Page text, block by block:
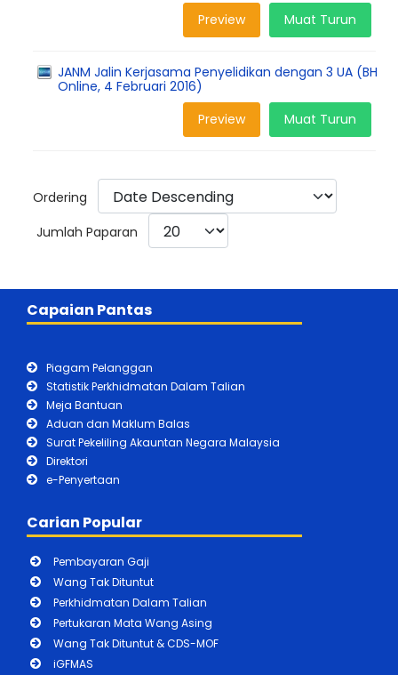
Muat Turun
Preview
JANM Jalin Kerjasama Penyelidikan dengan 3 UA (BH
Online, 4 Februari 2016)
Muat Turun
Preview
Ordering
Jumlah Paparan
Capaian Pantas
Piagam Pelanggan
Statistik Perkhidmatan Dalam Talian
Meja Bantuan
Aduan dan Maklum Balas
Surat Pekeliling Akauntan Negara Malaysia
Direktori
e-Penyertaan
Carian Popular
Pembayaran Gaji
Wang Tak Dituntut
Perkhidmatan Dalam Talian
Pertukaran Mata Wang Asing
Wang Tak Dituntut & CDS-MOF
iGFMAS